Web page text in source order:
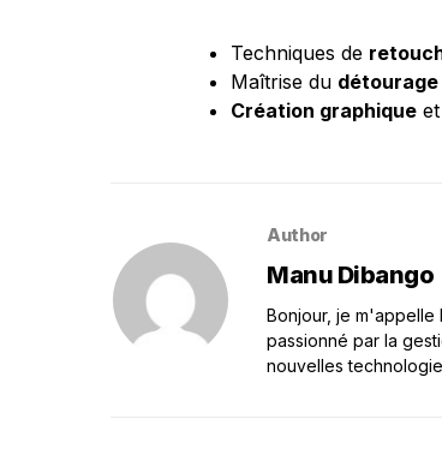
Techniques de
Maîtrise du
Création graphique
Author
Manu Dibango
Bonjour, je m'appelle
passionné par la
nouvelles